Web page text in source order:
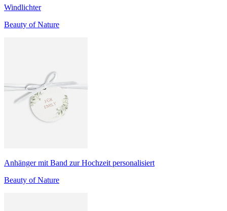
Windlichter
Beauty of Nature
Anhänger mit Band zur Hochzeit personalisiert
Beauty of Nature